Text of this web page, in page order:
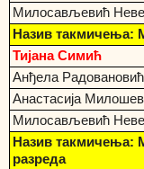
Милосављевић
Назив такмичења:
Тијана Симић
Анђела Радовановић
Анастасија
Милосављевић
Назив такмичења:
разреда